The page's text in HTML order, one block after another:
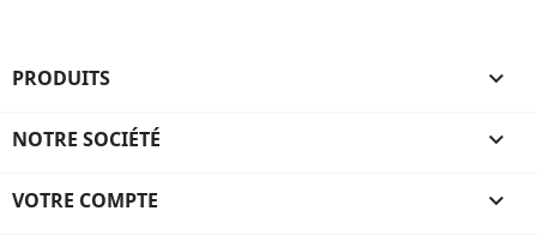
PRODUITS 
NOTRE SOCIÉTÉ 
VOTRE COMPTE 